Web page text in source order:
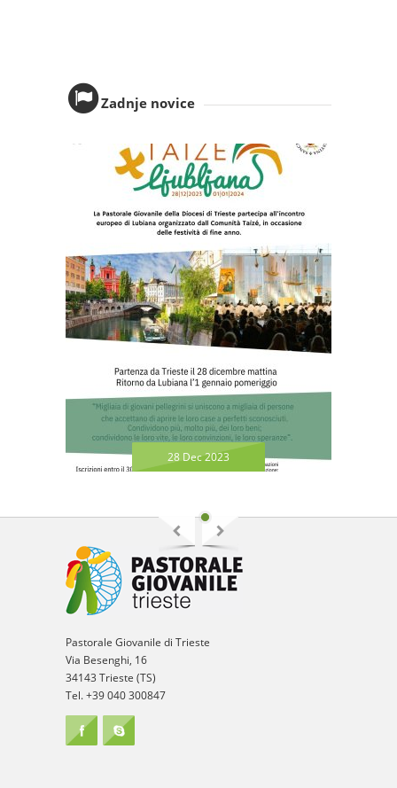
Zadnje novice
28 Dec 2023
Pastorale Giovanile di Trieste
Via Besenghi, 16
34143 Trieste (TS)
Tel. +39 040 300847